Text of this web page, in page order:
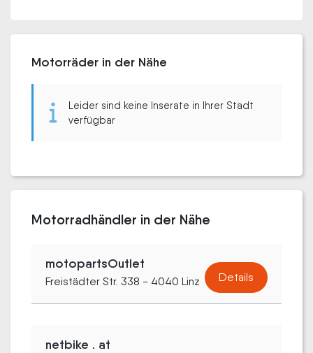
Motorräder in der Nähe
Leider sind keine Inserate in Ihrer Stadt
verfügbar
Motorradhändler in der Nähe
motopartsOutlet
Freistädter Str. 338 - 4040 Linz Details
netbike . at